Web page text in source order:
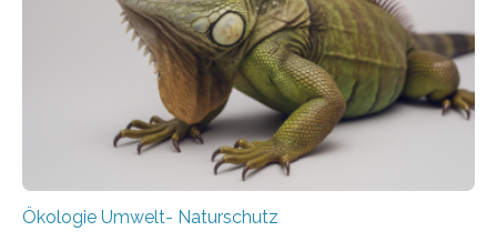
Ein Netz aus 155 Messstationen spannt sich neuerdings
über Deutschlands Moorböden. Eingerichtet wurden sie
in den vergangenen fünf Jahren von
Wissenschaftlerinnen und Wissenschaftlern des
Thünen-Instituts für Agrarklimaschutz…
Ökologie Umwelt- Naturschutz